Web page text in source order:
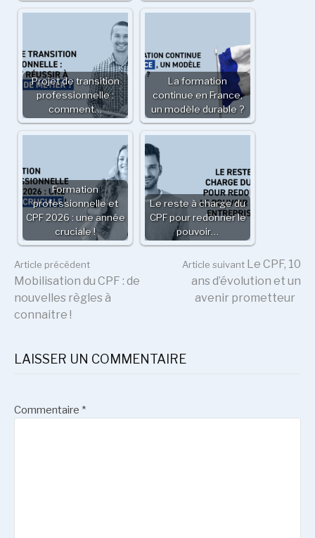
Projet de transition
professionnelle :
comment…
La formation
continue en France,
un modèle durable ?
Formation
professionnelle et
CPF 2026 : une année
cruciale !
Le reste à charge du
CPF pour redonner le
pouvoir…
Lire
la
suite
Article précédent
Mobilisation du CPF : de
nouvelles règles à
connaitre !
Article suivant Le CPF, 10
ans d’évolution et un
avenir prometteur
LAISSER UN COMMENTAIRE
Commentaire *